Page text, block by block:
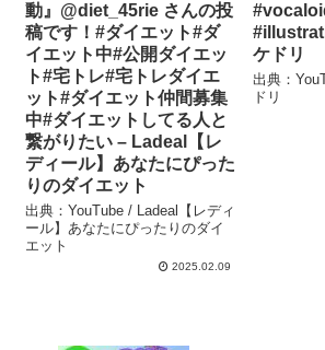
動』@diet_45rie さんの投
稿です！#ダイエット#ダ
イエット中#公開ダイエッ
ト#宅トレ#宅トレダイエ
ット#ダイエット仲間募集
中#ダイエットしてる人と
繋がりたい – Ladeal【レ
ディール】あなたにぴった
りのダイエット
出典：YouTube / Ladeal【レディ
ール】あなたにぴったりのダイ
エット
2025.02.09
ケドリ
出典：
ドリ